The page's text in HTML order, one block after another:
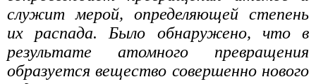
служит мерой, определяющей степень
их распада. Было обнаружено, что в
результате атомного превращения
образуется вещество совершенно нового